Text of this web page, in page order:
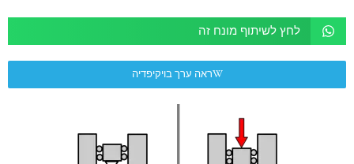
לחץ לשיתוף מונח זה
ראה ערך בויקיפדיה